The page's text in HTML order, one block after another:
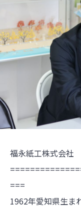
福永紙工株式会
===
1962年愛知県生ま